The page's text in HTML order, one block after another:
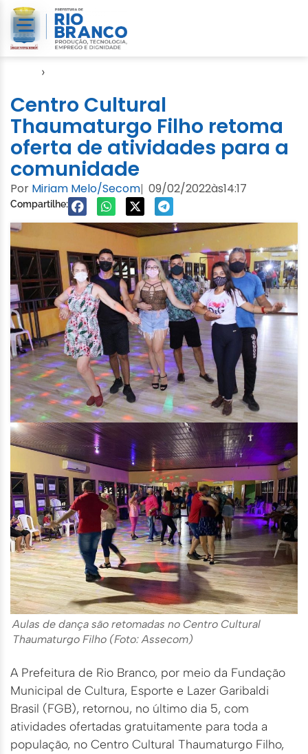
›
Centro Cultural
Thaumaturgo Filho retoma
oferta de atividades para a
comunidade
Por Miriam Melo/Secom| 09/02/2022às14:17
Compartilhe:
Aulas de dança são retomadas no Centro Cultural
Thaumaturgo Filho (Foto: Assecom)
A Prefeitura de Rio Branco, por meio da Fundação
Municipal de Cultura, Esporte e Lazer Garibaldi
Brasil (FGB), retornou, no último dia 5, com
atividades ofertadas gratuitamente para toda a
população, no Centro Cultural Thaumaturgo Filho,